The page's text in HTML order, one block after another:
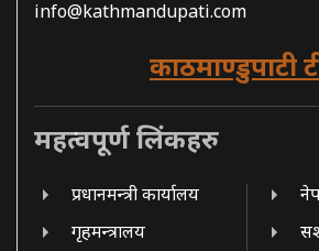
info@kathmandupati.com
काठमाण्डुपाटी
महत्वपूर्ण लिंकहरु
प्रधानमन्त्री कार्यालय
गृहमन्त्रालय